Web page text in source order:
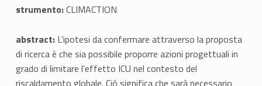
a
m
e
strumento:CLIMACTION
abstract:L’ipotesi da confermare attraverso la proposta
di ricerca è che sia possibile proporre azioni progettuali in
grado di limitare l’effetto ICU nel contesto del